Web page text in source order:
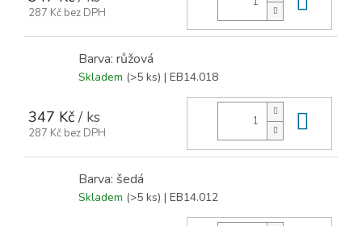
287 Kč bez DPH
Barva: růžová
Skladem (>5 ks) | EB14.018
347 Kč / ks
287 Kč bez DPH
Barva: šedá
Skladem (>5 ks) | EB14.012